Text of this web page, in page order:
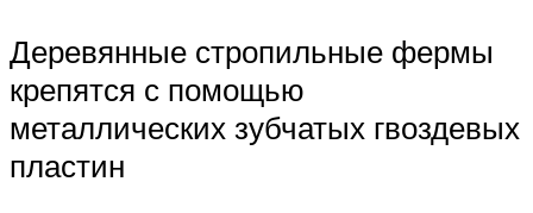
Деревянные стропильные фермы
крепятся с помощью
металлических зубчатых гвоздевых
пластин